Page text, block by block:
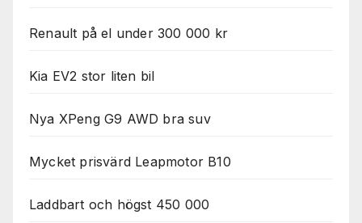
Renault på el under 300 000 kr
Kia EV2 stor liten bil
Nya XPeng G9 AWD bra suv
Mycket prisvärd Leapmotor B10
Laddbart och högst 450 000